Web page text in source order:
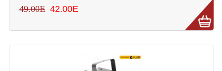
Egaliseur Egaliseurs
49.00E 42.00E